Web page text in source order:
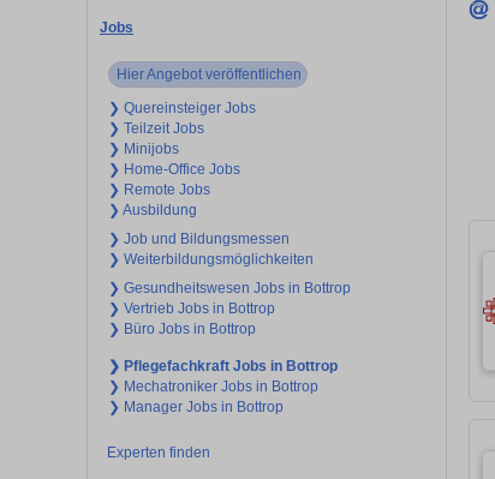
Jobs
Hier Angebot veröffentlichen
❯ Quereinsteiger Jobs
❯ Teilzeit Jobs
❯ Minijobs
❯ Home-Office Jobs
❯ Remote Jobs
❯ Ausbildung
❯ Job und Bildungsmessen
❯ Weiterbildungsmöglichkeiten
❯ Gesundheitswesen Jobs in Bottrop
❯ Vertrieb Jobs in Bottrop
❯ Büro Jobs in Bottrop
❯ Pflegefachkraft Jobs in Bottrop
❯ Mechatroniker Jobs in Bottrop
❯ Manager Jobs in Bottrop
Experten finden